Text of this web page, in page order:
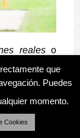
realeso
alto nivel,
otra
en todo
y
que
Puedes
momento.
Cookies